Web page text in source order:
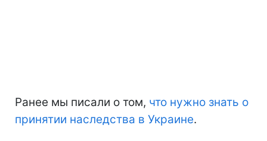
Ранее мы писали о том, что нужно знать о
принятии наследства в Украине.